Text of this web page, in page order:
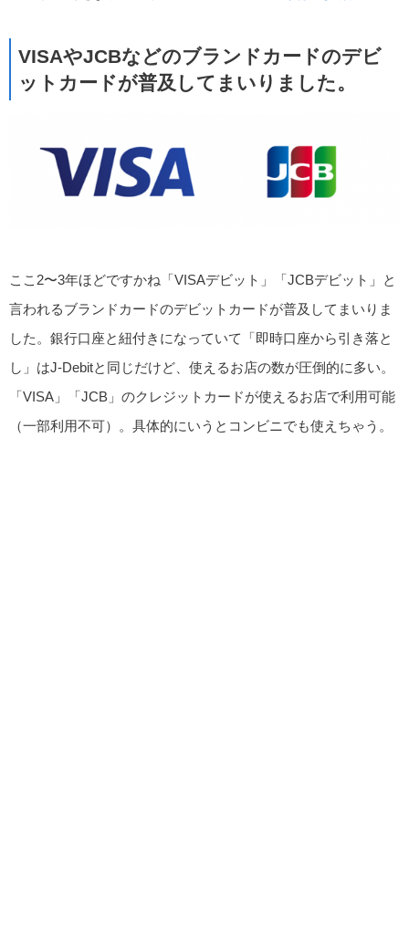
VISAやJCBなどのブランドカードのデビ
ットカードが普及してまいりました。
ここ2〜3年ほどですかね「VISAデビット」「JCBデビット」と
言われるブランドカードのデビットカードが普及してまいりま
した。銀行口座と紐付きになっていて「即時口座から引き落と
し」はJ-Debitと同じだけど、使えるお店の数が圧倒的に多い。
「VISA」「JCB」のクレジットカードが使えるお店で利用可能
（一部利用不可）。具体的にいうとコンビニでも使えちゃう。